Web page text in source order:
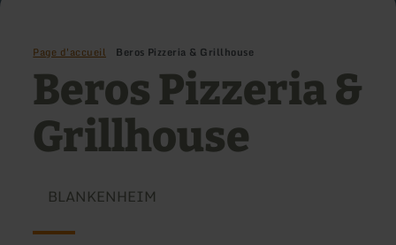
Page d'accueil Beros Pizzeria & Grillhouse
Beros Pizzeria &
Grillhouse
BLANKENHEIM